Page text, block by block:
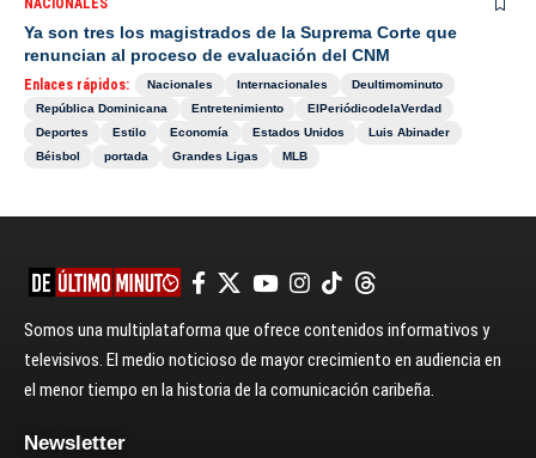
NACIONALES
Ya son tres los magistrados de la Suprema Corte que
renuncian al proceso de evaluación del CNM
Enlaces rápidos: Nacionales Internacionales
Deultimominuto
República Dominicana
Entretenimiento
ElPeriódicodelaVerdad
Deportes
Estilo Economía Estados Unidos
Luis Abinader
Béisbol
portada Grandes Ligas MLB
Somos una multiplataforma que ofrece contenidos informativos y
televisivos. El medio noticioso de mayor crecimiento en audiencia en
el menor tiempo en la historia de la comunicación caribeña.
Newsletter